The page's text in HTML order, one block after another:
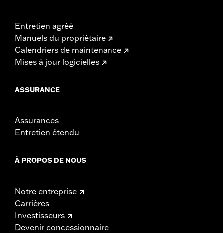
Entretien agréé
Manuels du propriétaire
Calendriers de maintenance
Mises à jour logicielles
ASSURANCE
Assurances
Entretien étendu
À PROPOS DE NOUS
Notre entreprise
Carrières
Investisseurs
Devenir concessionnaire